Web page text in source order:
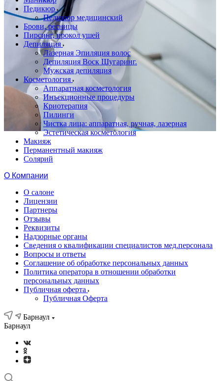
Педикюр
Педикюр медицинский
Брови, ресницы
Пирсинг, прокол ушей
Депиляция
Лазерная Эпиляция волос
Депиляция Воск Шугаринг.
Мужская депиляция
Косметология
Аппаратная косметология
Инъекционные процедуры
Криотерапия
Пилинги
Чистка лица: аппаратная, ручная, лазерная
Эстетическая косметология
Макияж
Перманентный макияж
Солярий
О Компании
О салоне
Лицензии
Партнеры
Отзывы
Реквизиты
Надзорные органы
Сведения о квалификации специалистов мед.персонала
Вопросы и ответы
Соглашение об обработке персональных данных
Политика оператора в отношении обработки
персональных данных
Публичная оферта
Публичная Оферта
Барнаул
Барнаул